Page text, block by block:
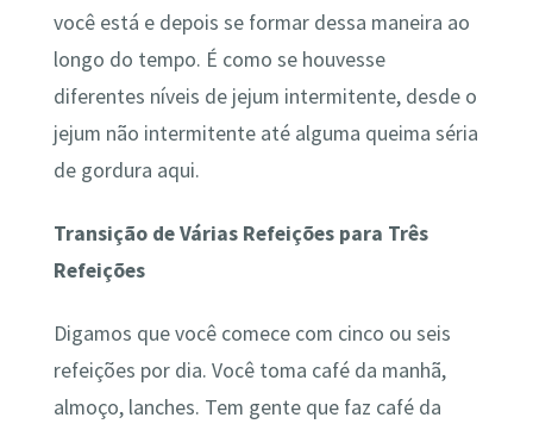
você está e depois se formar dessa maneira ao
longo do tempo. É como se houvesse
diferentes níveis de jejum intermitente, desde o
jejum não intermitente até alguma queima séria
de gordura aqui.
Transição de Várias Refeições para Três
Refeições
Digamos que você comece com cinco ou seis
refeições por dia. Você toma café da manhã,
almoço, lanches. Tem gente que faz café da